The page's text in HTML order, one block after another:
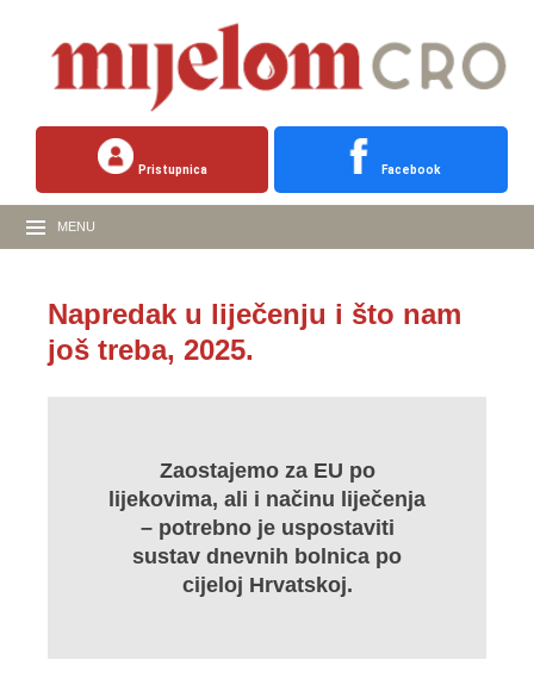
Pristupnica Facebook
MENU
Napredak u liječenju i što nam
još treba, 2025.
Zaostajemo za EU po
lijekovima, ali i načinu liječenja
– potrebno je uspostaviti
sustav dnevnih bolnica po
cijeloj Hrvatskoj.